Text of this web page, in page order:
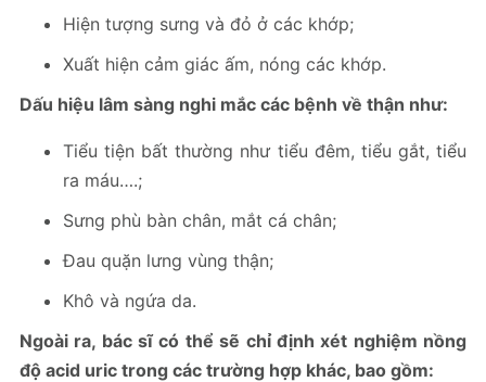
Hiện tượng sưng và đỏ ở các khớp;
Xuất hiện cảm giác ấm, nóng các khớp.
Dấu hiệu lâm sàng nghi mắc các bệnh về thận như:
Tiểu tiện bất thường như tiểu đêm, tiểu gắt, tiểu
ra máu….;
Sưng phù bàn chân, mắt cá chân;
Đau quặn lưng vùng thận;
Khô và ngứa da.
Ngoài ra, bác sĩ có thể sẽ chỉ định xét nghiệm nồng
độ acid uric trong các trường hợp khác, bao gồm: